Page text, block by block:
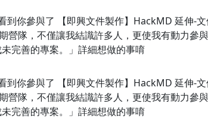
到你參與了 【即興文件製作】HackMD 延伸-
營隊，不僅讓我結識許多人，更使我有動力參
完善的專案。」詳細想做的事唷
到你參與了 【即興文件製作】HackMD 延伸-
營隊，不僅讓我結識許多人，更使我有動力參
完善的專案。」詳細想做的事唷